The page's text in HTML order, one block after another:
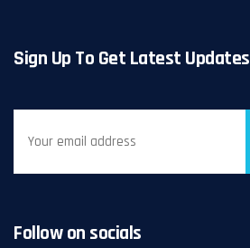
Sign Up To Get Latest Updates
Follow on socials